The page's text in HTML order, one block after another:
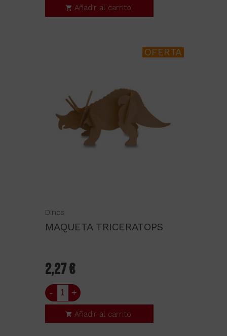
Añadir al carrito
OFERTA
Dinos
MAQUETA TRICERATOPS
2,27 €
- +
Añadir al carrito